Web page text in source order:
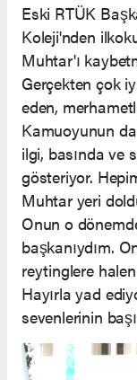
Eski RTÜK
Koleji'nden
Muhtar'ı
Gerçekten çok
eden,
Kamuoyunun
ilgi, basında ve
gösteriyor.
Muhtar yeri
Onun o
başkanıydım.
reytinglere
Hayırla yad
sevenlerinin